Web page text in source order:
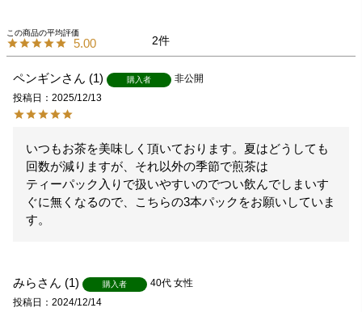
5.00 2
ペンギン 1 購入者
非公開
投稿日
2025/12/13
いつもお茶を美味しく頂いております。夏はどうしても
回数が減りますが、それ以外の季節で煎茶は
ティーパック入りで扱いやすいのでつい飲んでしまいす
ぐに無くなるので、こちらの3本パックをお願いしていま
す。
みら 1 購入者 40代 女性
投稿日
2024/12/14